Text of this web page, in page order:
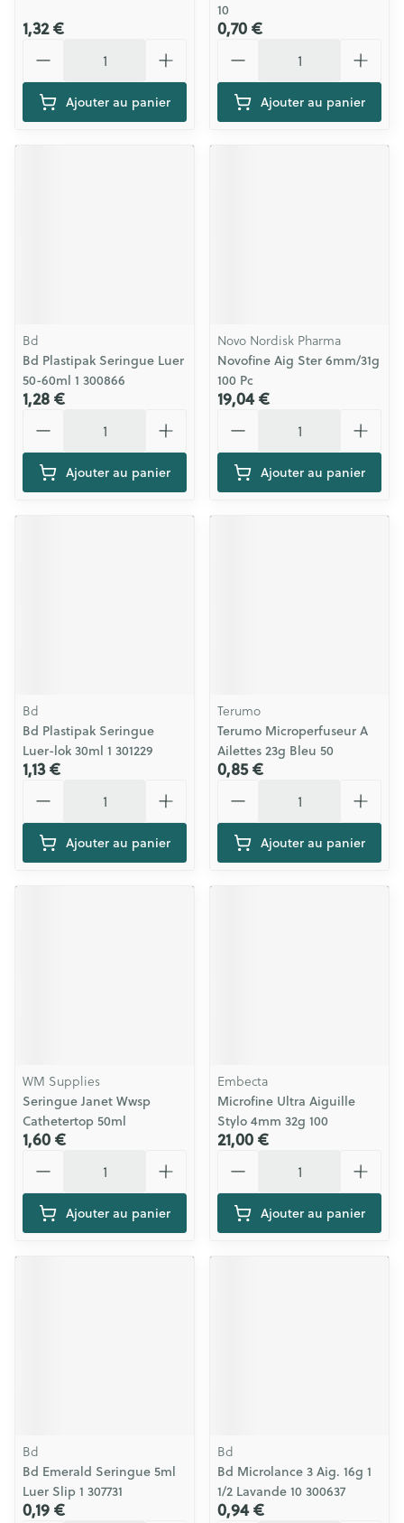
1,32 €
Ajouter au panier
10
0,70 €
Ajouter au panier
Bd
Bd Plastipak Seringue Luer
50-60ml 1 300866
1,28 €
Ajouter au panier
Novo Nordisk Pharma
Novofine Aig Ster 6mm/31g
100 Pc
19,04 €
Ajouter au panier
Bd
Bd Plastipak Seringue
Luer-lok 30ml 1 301229
1,13 €
Ajouter au panier
Terumo
Terumo Microperfuseur A
Ailettes 23g Bleu 50
0,85 €
Ajouter au panier
WM Supplies
Seringue Janet Wwsp
Cathetertop 50ml
1,60 €
Ajouter au panier
Embecta
Microfine Ultra Aiguille
Stylo 4mm 32g 100
21,00 €
Ajouter au panier
Bd
Bd Emerald Seringue 5ml
Luer Slip 1 307731
0,19 €
Bd
Bd Microlance 3 Aig. 16g 1
1/2 Lavande 10 300637
0,94 €